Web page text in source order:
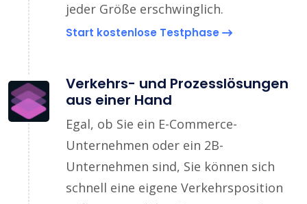
jeder Größe erschwinglich.
Start kostenlose Testphase
Verkehrs- und Prozesslösungen
aus einer Hand
Egal, ob Sie ein E-Commerce-
Unternehmen oder ein 2B-
Unternehmen sind, Sie können sich
schnell eine eigene Verkehrsposition